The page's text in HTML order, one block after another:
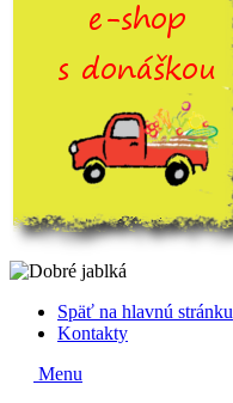
Späť na hlavnú stránku
Kontakty
Menu